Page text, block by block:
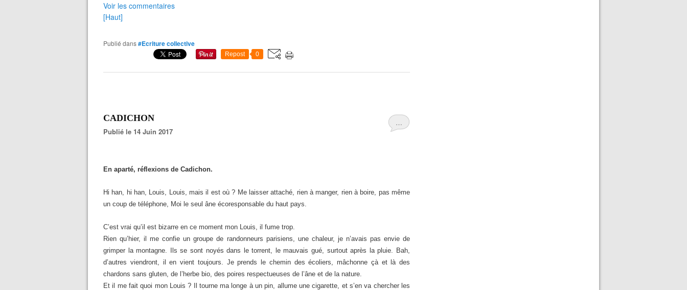
Voir les commentaires
[Haut]
Publié dans#Ecriture collective
Repost 0
…
CADICHON
Publié le 14 Juin 2017
En aparté, réflexions de Cadichon.
Hi han, hi han, Louis, Louis, mais il est où ? Me laisser attaché, rien à manger, rien à boire, pas même
un coup de téléphone, Moi le seul âne écoresponsable du haut pays.
C’est vrai qu’il est bizarre en ce moment mon Louis, il fume trop.
Rien qu’hier, il me confie un groupe de randonneurs parisiens, une chaleur, je n’avais pas envie de
grimper la montagne. Ils se sont noyés dans le torrent, le mauvais gué, surtout après la pluie. Bah,
d’autres viendront, il en vient toujours. Je prends le chemin des écoliers, mâchonne çà et là des
chardons sans gluten, de l’herbe bio, des poires respectueuses de l’âne et de la nature.
Et il me fait quoi mon Louis ? Il tourne ma longe à un pin, allume une cigarette, et s’en va chercher les